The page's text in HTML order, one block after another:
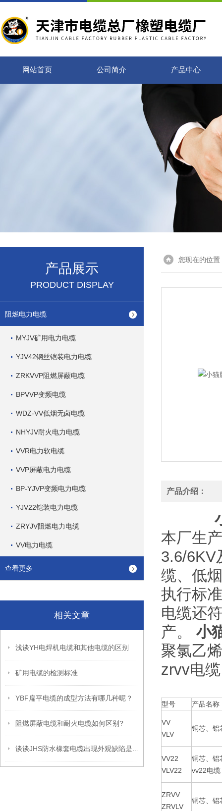
网站首页 公司简介 产品中心
产品展示
PRODUCT DISPLAY
阻燃电力电缆
MYJV矿用电力电缆
YJV42钢丝铠装电力电缆
ZRKVVP阻燃屏蔽电缆
BPVVP变频电缆
WDZ-VV低烟无卤电缆
NHYJV耐火电力电缆
VVR电力软电缆
VVP屏蔽电力电缆
BP-YJVP变频电力电缆
YJV22铠装电力电缆
ZRYJV阻燃电力电缆
VV电力电缆
查看更多
相关文章
浅谈YH电焊机电缆和其他电缆的区别
矿用电缆的检测标准
YBF扁平电缆的成型方法有哪几种呢？
阻燃屏蔽电缆和耐火电缆如何区别?
您现在的位置
产品介绍：
本厂生
3.6/6KV
缆、低
执行标
电缆还
产。
小
聚氯乙
zrvv电
型号 产品名称
VV
VLV
铜芯、铝
VV22
VLV22
铜芯、铝
vv22电缆
ZRVV
ZRVLV
铜芯、铝